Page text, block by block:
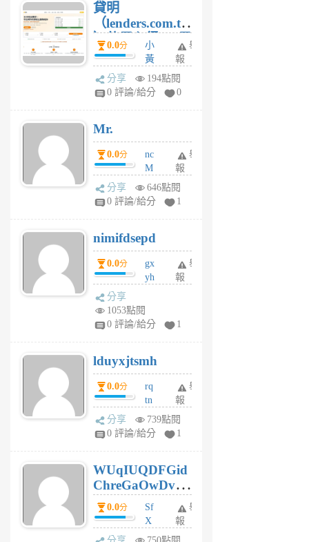
貸明
（lenders.com.tw
）使用心得 — 民
間貸款比較平台
體驗
0.0分
小
黃
蜂
1
舉
報
分享
194點閱
0 評論/給分
0
Mr.
0.0分
nc
M
U
F
U
5
個
月
舉
報
分享
646點閱
0 評論/給分
1
nimifdsepd
0.0分
gx
yh
jl
月
前
舉
報
分享
1053點閱
0 評論/給分
1
lduyxjtsmh
0.0分
rq
tn
jt
gl
個
月
前
舉
報
分享
739點閱
0 評論/給分
1
WUqIUQDFGid
ChreGaOwDv
dY0.0分
Sf
X
Pe
舉
報